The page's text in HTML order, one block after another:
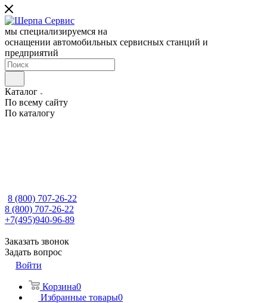
мы специализируемся на
оснащении автомобильных сервисных станций и
предприятий
Каталог
По всему сайту
По каталогу
8 (800) 707-26-22
8 (800) 707-26-22
+7(495)940-96-89
Заказать звонок
Задать вопрос
Войти
Корзина0
Избранные товары0